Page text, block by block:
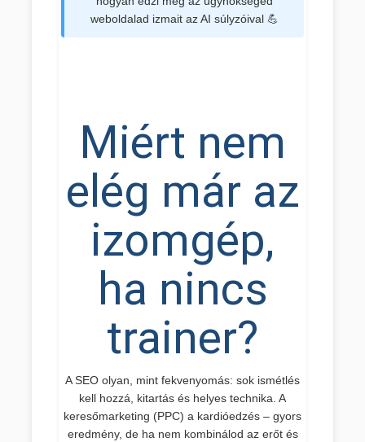
weboldalad izmait az AI súlyzóival 💪
Miért nem
elég már az
izomgép,
ha nincs
trainer?
A SEO olyan, mint fekvenyomás: sok ismétlés
kell hozzá, kitartás és helyes technika. A
keresőmarketing (PPC) a kardióedzés – gyors
eredmény, de ha nem kombinálod az erőt és